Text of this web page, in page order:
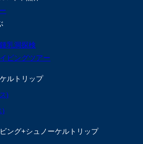
乳洞探検
ビングツアー
ルトリップ
)
)
ング+シュノーケルトリップ